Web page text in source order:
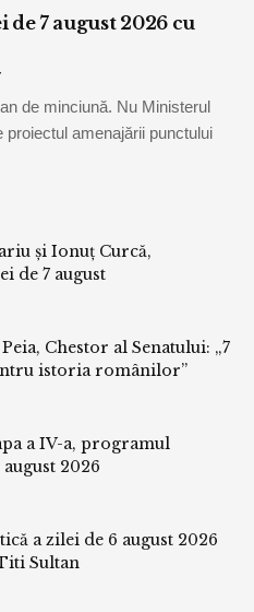
de 7 august 2026 cu
de minciună. Nu Ministerul
amenajării punctului
și Ionuț Curcă,
de 7 august
Chestor al Senatului: „7
istoria românilor”
a IV-a, programul
2026
a zilei de 6 august 2026
Sultan